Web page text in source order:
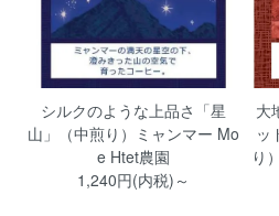
シルクのような上品さ「星
山」（中煎り）ミャンマー Mo
e Htet農園
1,240円(内税)～
大
ッ
り